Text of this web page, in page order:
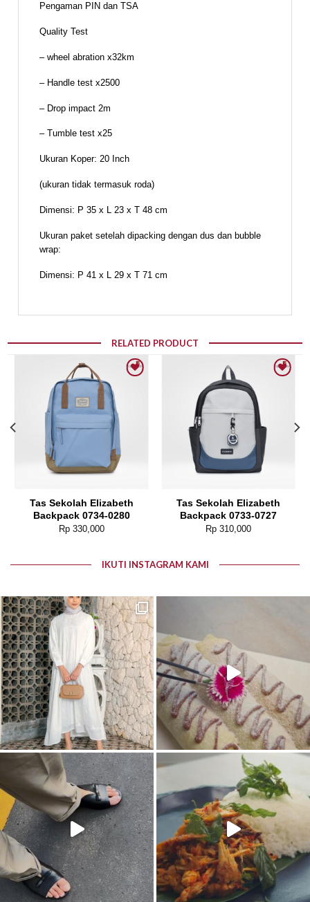
Pengaman PIN dan TSA
Quality Test
– wheel abration x32km
– Handle test x2500
– Drop impact 2m
– Tumble test x25
Ukuran Koper: 20 Inch
(ukuran tidak termasuk roda)
Dimensi: P 35 x L 23 x T 48 cm
Ukuran paket setelah dipacking dengan dus dan bubble
wrap:
Dimensi: P 41 x L 29 x T 71 cm
RELATED PRODUCT
Add to wishlist
Tas Sekolah Elizabeth
Backpack 0734-0280
Rp330,000
Add to wishlist
Tas Sekolah Elizabeth
Backpack 0733-0727
Rp 310,000
IKUTI INSTAGRAM KAMI